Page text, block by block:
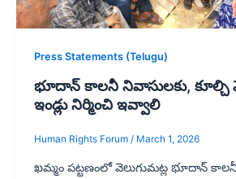
Press Statements (Telugu)
భూదాన్ కాలనీ నివాసులకు, కూల్చి
ఇండ్లు నిర్మించి ఇవ్వాలి
Human Rights Forum / March 1, 2026
ఖమ్మం పట్టణంలో వెలుగుమట్ల భూదాన్